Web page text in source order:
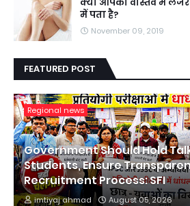
में पता है?
November 09, 2019
FEATURED POST
Regional news
Government Should Hold
Students, Ensure
Recruitment Process: SFI
imtiyaj ahmad August 05, 2026